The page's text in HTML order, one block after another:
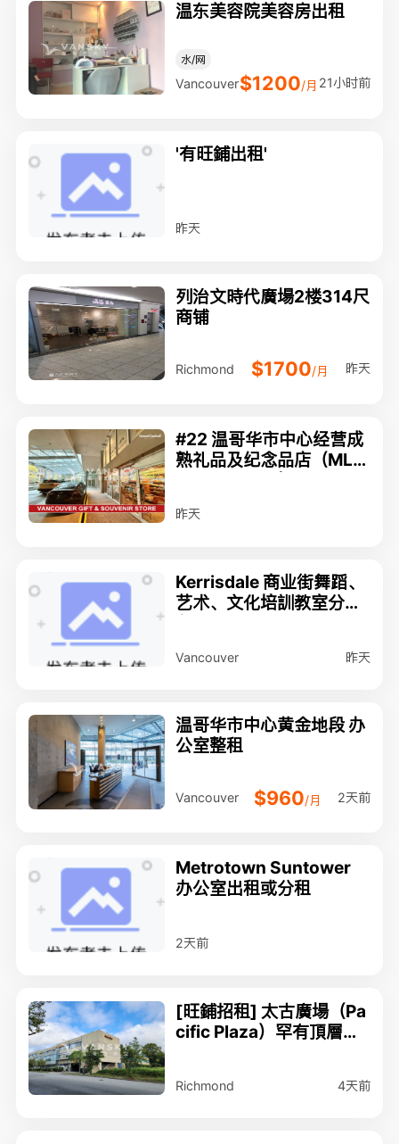
温东美容院美容房出租
水/网
Vancouver$1200/月 21小时前
'有旺鋪出租'
昨天
列治文時代廣場2楼314尺
商铺
Richmond $1700/月 昨天
#22 温哥华市中心经营成
熟礼品及纪念品店（MLS
昨天
Kerrisdale 商业街舞蹈、
艺术、文化培訓教室分租
Vancouver 昨天
温哥华市中心黄金地段 办
公室整租
Vancouver $960/月 2天前
Metrotown Suntower
办公室出租或分租
2天前
[旺鋪招租] 太古廣場（Pa
cific Plaza）罕有頂層辦
Richmond 4天前